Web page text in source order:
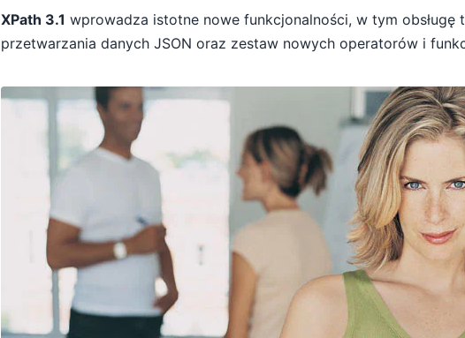
XPath 3.1 wprowadza istotne nowe funkcjonalności, w tym obsługę
przetwarzania danych JSON oraz zestaw nowych operatorów i